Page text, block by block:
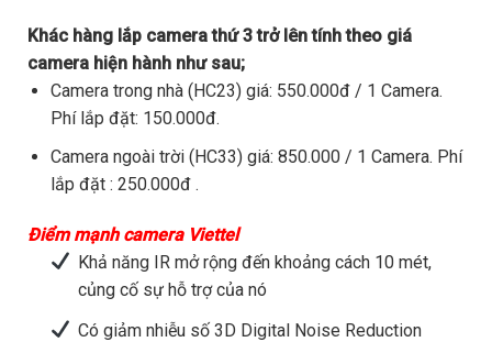
Khác hàng lắp camera thứ 3 trở lên tính theo giá
camera hiện hành như sau;
Camera trong nhà (HC23) giá: 550.000đ / 1 Camera.
Phí lắp đặt: 150.000đ.
Camera ngoài trời (HC33) giá: 850.000 / 1 Camera. Phí
lắp đặt : 250.000đ .
Điểm mạnh camera Viettel
Khả năng IR mở rộng đến khoảng cách 10 mét,
củng cố sự hỗ trợ của nó
Có giảm nhiễu số 3D Digital Noise Reduction